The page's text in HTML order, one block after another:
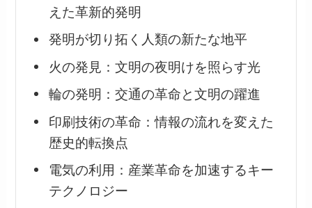
えた革新的発明
発明が切り拓く人類の新たな地平
火の発見：文明の夜明けを照らす光
輪の発明：交通の革命と文明の躍進
印刷技術の革命：情報の流れを変えた
歴史的転換点
電気の利用：産業革命を加速するキー
テクノロジー